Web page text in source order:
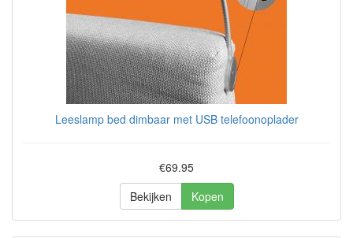
Leeslamp bed dimbaar met USB telefoonoplader
€69.95
Bekijken
Kopen